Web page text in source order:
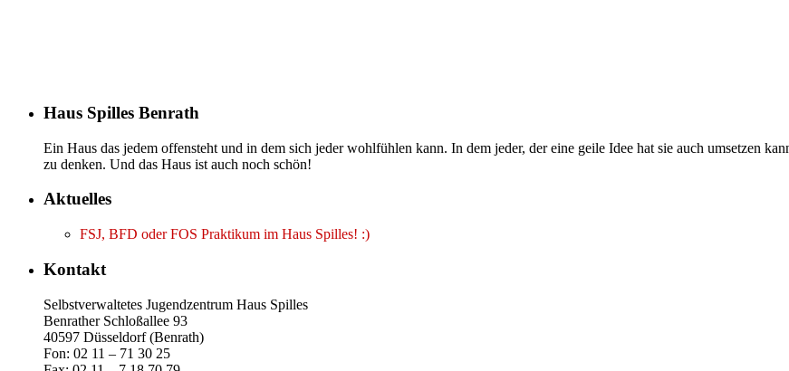
Haus Spilles Benrath
Ein Haus das jedem offensteht und in dem sich jeder wohlfühlen kann. In dem jeder, der eine geile Idee hat sie auch umsetzen
zu denken. Und das Haus ist auch noch schön!
Aktuelles
FSJ, BFD oder FOS Praktikum im Haus Spilles! :)
Kontakt
Selbstverwaltetes Jugendzentrum Haus Spilles
Benrather Schloßallee 93
40597 Düsseldorf (Benrath)
Fon: 02 11 – 71 30 25